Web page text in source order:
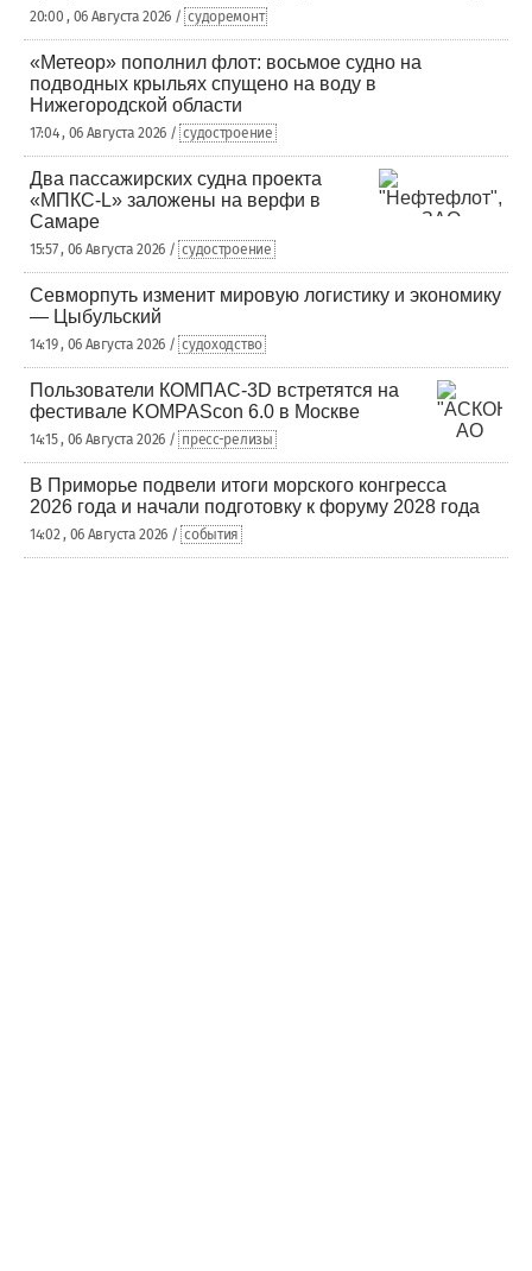
20:00 , 06 Августа 2026 / судоремонт
«Метеор» пополнил флот: восьмое судно на
подводных крыльях спущено на воду в
Нижегородской области
17:04 , 06 Августа 2026 / судостроение
Два пассажирских судна проекта
«МПКС-L» заложены на верфи в
Самаре
15:57 , 06 Августа 2026 / судостроение
Севморпуть изменит мировую логистику и экономику
— Цыбульский
14:19 , 06 Августа 2026 / судоходство
Пользователи КОМПАС-3D встретятся на
фестивале KOMPAScon 6.0 в Москве
14:15 , 06 Августа 2026 / пресс-релизы
В Приморье подвели итоги морского конгресса
2026 года и начали подготовку к форуму 2028 года
14:02 , 06 Августа 2026 / события